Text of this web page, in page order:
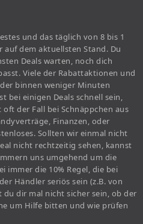
und das täglich von 8 bis 1
dem aktuellsten Stand. Du
Deals warten, noch dich
Viele der Rabattaktionen und
binnen weniger Minuten
bei einigen Deals schnell sein,
der Fall bei Schnäppchen aus
Finanzen, oder
Sollten wir einmal nicht
nicht rechtzeitig sehen, kannst
uns umgehend um die
immer die 10% Regel, die bei
Händler seriös sein (z.B. von
dir mal nicht sicher sein, ob der
um Hilfe bitten und wie prüfen